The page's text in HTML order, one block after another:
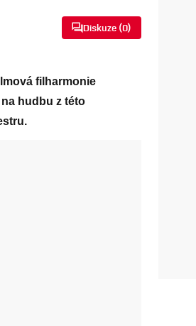
Diskuze (0)
filharmonie
hudbu z této